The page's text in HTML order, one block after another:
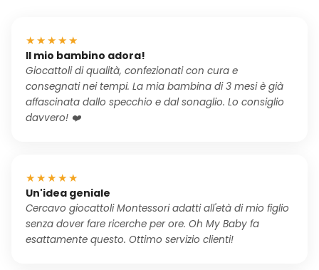
★★★★★
Il mio bambino adora!
Giocattoli di qualità, confezionati con cura e
consegnati nei tempi. La mia bambina di 3 mesi è già
affascinata dallo specchio e dal sonaglio. Lo consiglio
davvero! ❤️
★★★★★
Un'idea geniale
Cercavo giocattoli Montessori adatti all'età di mio figlio
senza dover fare ricerche per ore. Oh My Baby fa
esattamente questo. Ottimo servizio clienti!